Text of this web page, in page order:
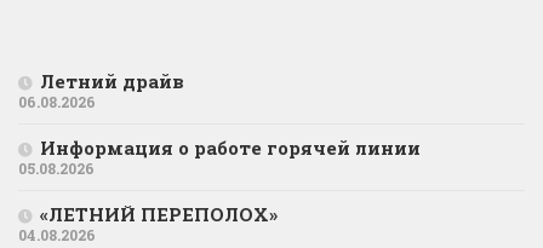
Летний драйв
06.08.2026
Информация о работе горячей линии
05.08.2026
«ЛЕТНИЙ ПЕРЕПОЛОХ»
04.08.2026